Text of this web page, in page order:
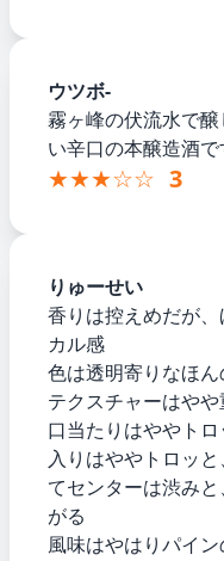
ウツボ-
霧ヶ峰の伏流水で
い辛口の本醸造酒で
★★★☆☆ 3
りゅーせい
香りは控えめだが
カル感
色は透明寄りなほ
テクスチャーはやや
口当たりはややトロ
入りはややトロッ
てセンターは渋み
がる
風味はやはりパイ